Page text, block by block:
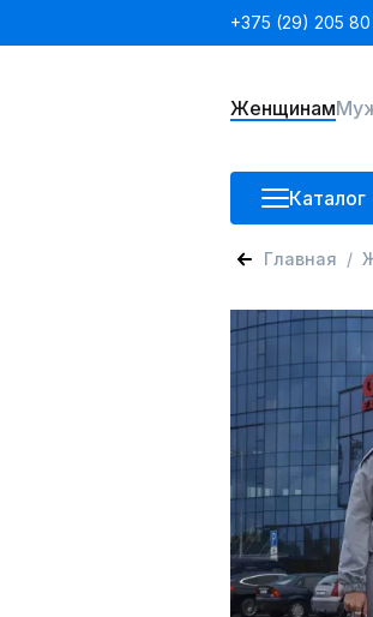
+375 (29) 205
Женщинам
Каталог
Главная